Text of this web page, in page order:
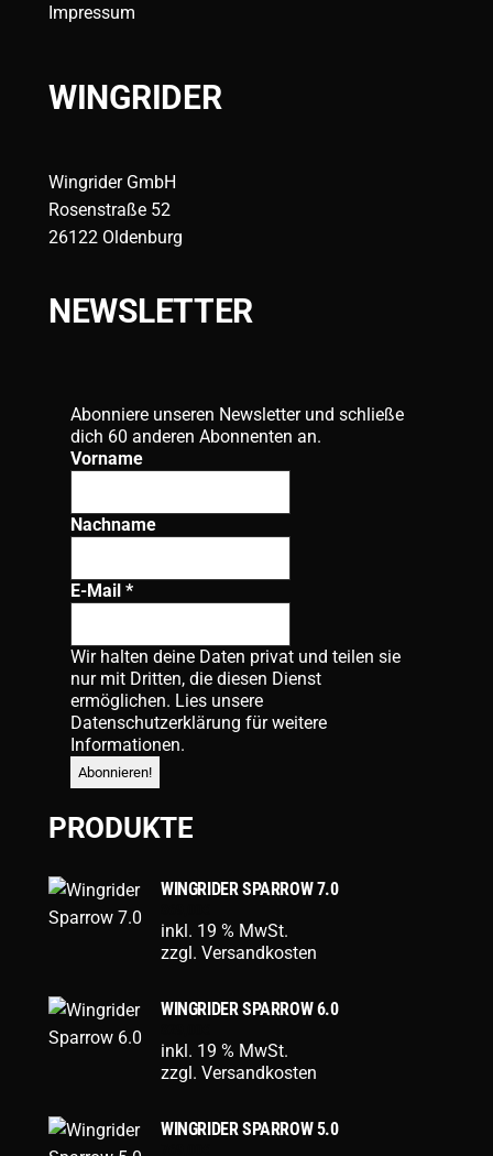
Impressum
WINGRIDER
Wingrider GmbH
Rosenstraße 52
26122 Oldenburg
NEWSLETTER
Abonniere unseren Newsletter und schließe
dich 60 anderen Abonnenten an.
Vorname
Nachname
E-Mail *
Wir halten deine Daten privat und teilen sie
nur mit Dritten, die diesen Dienst
ermöglichen. Lies unsere
Datenschutzerklärung für weitere
Informationen.
PRODUKTE
WINGRIDER SPARROW 7.0
inkl. 19 % MwSt.
zzgl. Versandkosten
WINGRIDER SPARROW 6.0
inkl. 19 % MwSt.
zzgl. Versandkosten
WINGRIDER SPARROW 5.0